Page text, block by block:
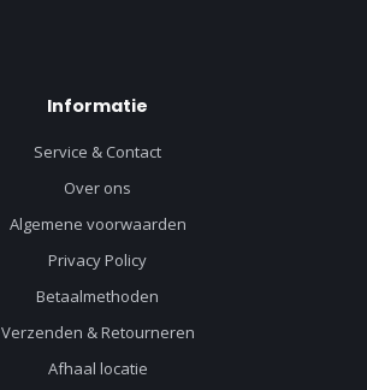
Informatie
Service & Contact
Over ons
Algemene voorwaarden
Privacy Policy
Betaalmethoden
Verzenden & Retourneren
Afhaal locatie